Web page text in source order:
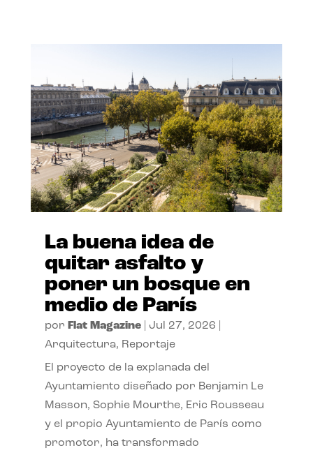
La buena idea de
quitar asfalto y
poner un bosque en
medio de París
por Flat Magazine| Jul 27, 2026
Arquitectura, Reportaje
El proyecto de la explanada del
Ayuntamiento diseñado por Benjamin Le
Masson, Sophie Mourthe, Eric Rousseau
y el propio Ayuntamiento de París como
promotor, ha transformado